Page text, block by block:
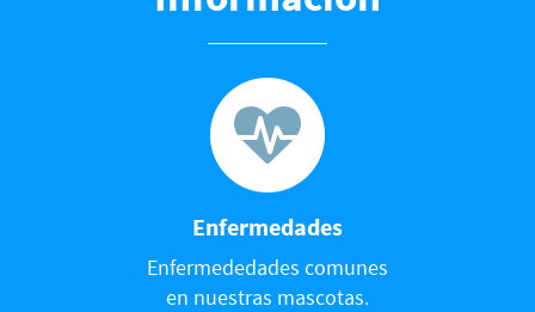
Enfermedades
Enfermededades comunes
en nuestras mascotas.